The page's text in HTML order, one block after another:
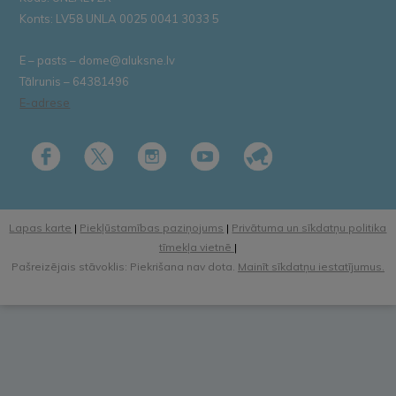
Konts: LV58 UNLA 0025 0041 3033 5
E – pasts – dome@aluksne.lv
Tālrunis – 64381496
E-adrese
Lapas karte | Piekļūstamības paziņojums | Privātuma un sīkdatņu politika
tīmekļa vietnē |
Pašreizējais stāvoklis: Piekrišana nav dota. Mainīt sīkdatņu iestatījumus.